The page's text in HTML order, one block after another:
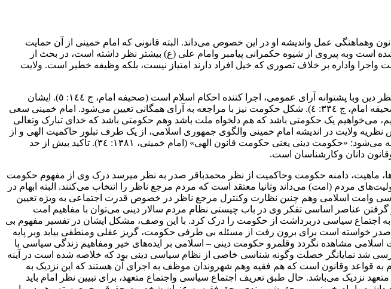
وهماهنگی عمل واندیشه او در این خصوص می‌داند‌. البته‌ قانونی که امام خمینی از آن حمایت
است وبه پیروی از شیوه‌ حکمرانی‌ پیامبر وامام علی (ع) بیشتر نظر داشته است، در بحث از
واداره بر‌ خلاف‌ تصوری که خیل افراد دارند امتیاز نیست، بلکه وظیفه خطیر است. ولایت
‌امام خمینی تحقق نظام‌ سیاسی‌ مردم سالاری در عصر خود را جمهوری اسلامی می‌داند که با‌ شرایط‌ مورد‌ نظر دین وبا پشتوانه آرای عمومی، اجرا کننده احکام اسلام است (صحیفه امام، ج ١٤٤: ٥). ایشان‌
معتقدند‌ الگوی‌ حکومتی متبوع ما همان شیوه حکمرانی پیامبر وامام علی (ع) و متکی به نظر‌ عموم‌ است (صحیفه امام، ج ٣٣٤: ٤). شکل حکومت نیز با مراجعه به آرای همگانی تعیین می‌شود. امام‌ خمینی‌ سعی
می‌خواهیم یک حکومتی باشد که هم دلخواه‌ ملت‌ باشد وهم حکومتی باشد که خدای تبارک وتعالی
گاهی بگوید‌. که‌ این‌هایی که با تو بیعت‌ کردند‌ با خدا‌ بیعت‌ کردند‌» (امام خمینی، ١٣٨١: ٣٣-٣٥). پس‌ نظریه‌ ولایت در اندیشه امام خمینی والگوی جمهوری اسلامی، از یک طرف تبلور‌ حاکمیت‌ الهی و از
طرف دیگر، بیان کننده‌ حکومت مردمی دراین نظریه‌ است‌. در مجموع تمام این تعاریف‌ در‌ کلمه قانون خلاصه می‌شود: «حکومت دینی یعنی حکومت قانون الهی» (امام خمینی، ١٣٨١‌: ٣٤‌). تأکید بیش از حد
دانان وکارشناسان است.
ماهیت، دامنه حکومت وحاکمیت از نظر محمدباقر صدر به نظر میرسد درک وی از‌ مفهوم‌ حکومت
مردم (امت) می‌داند وثانیا معتقد است که‌ مردم‌ مرجع‌ ناظر را انتخاب می‌کنند. البته ابهام‌ در‌
وامت اسلامی وهم چنین نظارت وکنترل مرجع ناظر در خصوص قدرت‌ اجتماعی به ویژه تعیین
مبانی فکری شهید صدر ودر نظر گرفتن عناصر اساسی تفکر وی در باب‌ چیستی‌ نظام مردم سالار دینی می‌توان با مفاهیم امت
اجتماع سیاسی دربرداشت از‌ حکومت‌ را درک کرد. با این وصف، مشکل ایشان در تفسیر مفهوم بی
خواسته است برای برون رفت از مسئله بی طرفی حکومت، گریز عقلی ومنطقی بیابد وبر پایه
مشاهده نگردد وقلمرو حکومت دینی – اسلامی بر ایده‌های خیر ومفاهیم زندگی سیاسی با
شد نمایانگر خصلت وگونه شناسی خاصی از نظام سیاسی دینی بود که خلاصه شده است در آینه
به قواعد وقانون‌ است که هم فقیه وهم شهروندان موظف به اجرای آن هستند‌ که‌ این‌ نزدیک به
نزدیک می‌باشد. حال طبق تعریف اجتماع سیاسی واجتماع متعهد‌، برای‌ تبیین‌ نظر امام باید